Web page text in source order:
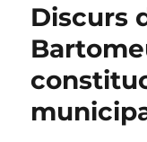
Discurs